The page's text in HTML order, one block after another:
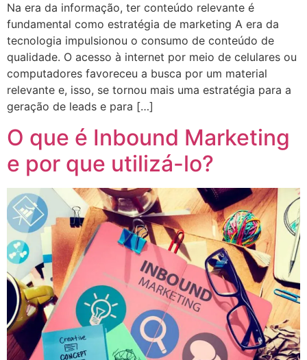
Na era da informação, ter conteúdo relevante é
fundamental como estratégia de marketing A era da
tecnologia impulsionou o consumo de conteúdo de
qualidade. O acesso à internet por meio de celulares ou
computadores favoreceu a busca por um material
relevante e, isso, se tornou mais uma estratégia para a
geração de leads e para […]
O que é Inbound Marketing
e por que utilizá-lo?